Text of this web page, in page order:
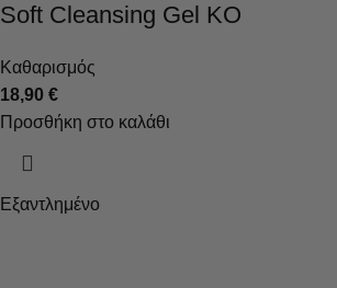
Soft Cleansing Gel KO
Καθαρισμός
18,90 €
Προσθήκη στο καλάθι
Εξαντλημένο